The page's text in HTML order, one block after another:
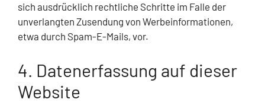
sich ausdrücklich rechtliche Schritte im Falle der
unverlangten Zusendung von Werbeinformationen,
etwa durch Spam-E-Mails, vor.
4. Datenerfassung auf dieser
Website